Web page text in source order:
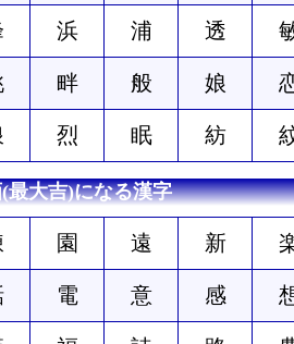
浜 浦 透
畔 般 娘
烈 眠 紡
大吉)になる漢字
園 遠 新
電 意 感